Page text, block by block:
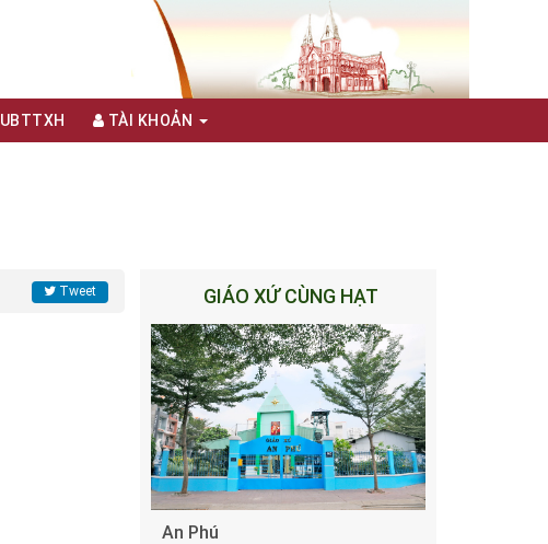
UBTTXH TÀI KHOẢN
Tweet GIÁO XỨ CÙNG HẠT
An Phú